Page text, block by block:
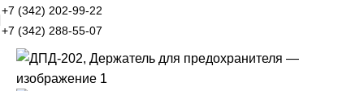
+7 (342) 202-99-22
+7 (342) 288-55-07